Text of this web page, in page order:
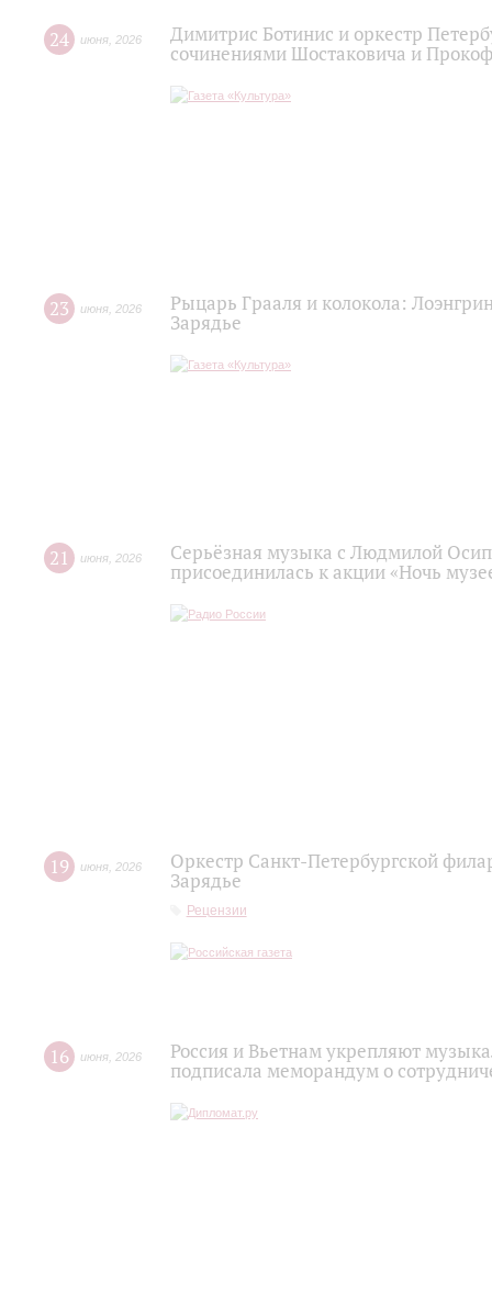
24 июня 2026
Димитрис Ботинис и оркестр
сочинениями Шостаковича и
23 июня 2026
Рыцарь Грааля и колокола:
Зарядье
21 июня 2026
Серьёзная музыка с Людмилой
присоединилась к акции «Ночь
19 июня 2026
Оркестр Санкт‑Петербургской
Зарядье
Рецензии
16 июня 2026
Россия и Вьетнам укрепляют
подписала меморандум о